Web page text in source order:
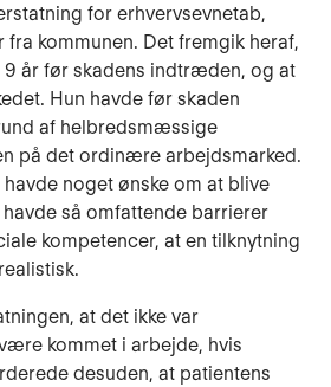
for erhvervsevnetab,
kommunen. Det fremgik heraf,
9 år før skadens indtræden, og at
Hun havde før skaden
af helbredsmæssige
på det ordinære arbejdsmarked.
noget ønske om at blive
så omfattende barrierer
kompetencer, at en tilknytning
at det ikke var
kommet i arbejde, hvis
desuden, at patientens